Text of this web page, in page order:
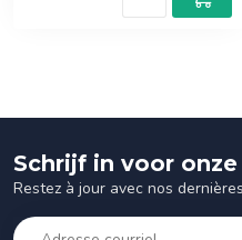
Schrijf in voor
Restez à jour avec nos